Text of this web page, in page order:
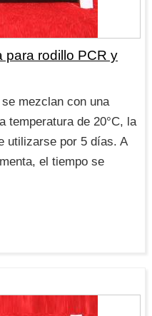
para rodillo PCR y
mezclan con una
temperatura de 20°C, la
utilizarse por 5 días. A
el tiempo se